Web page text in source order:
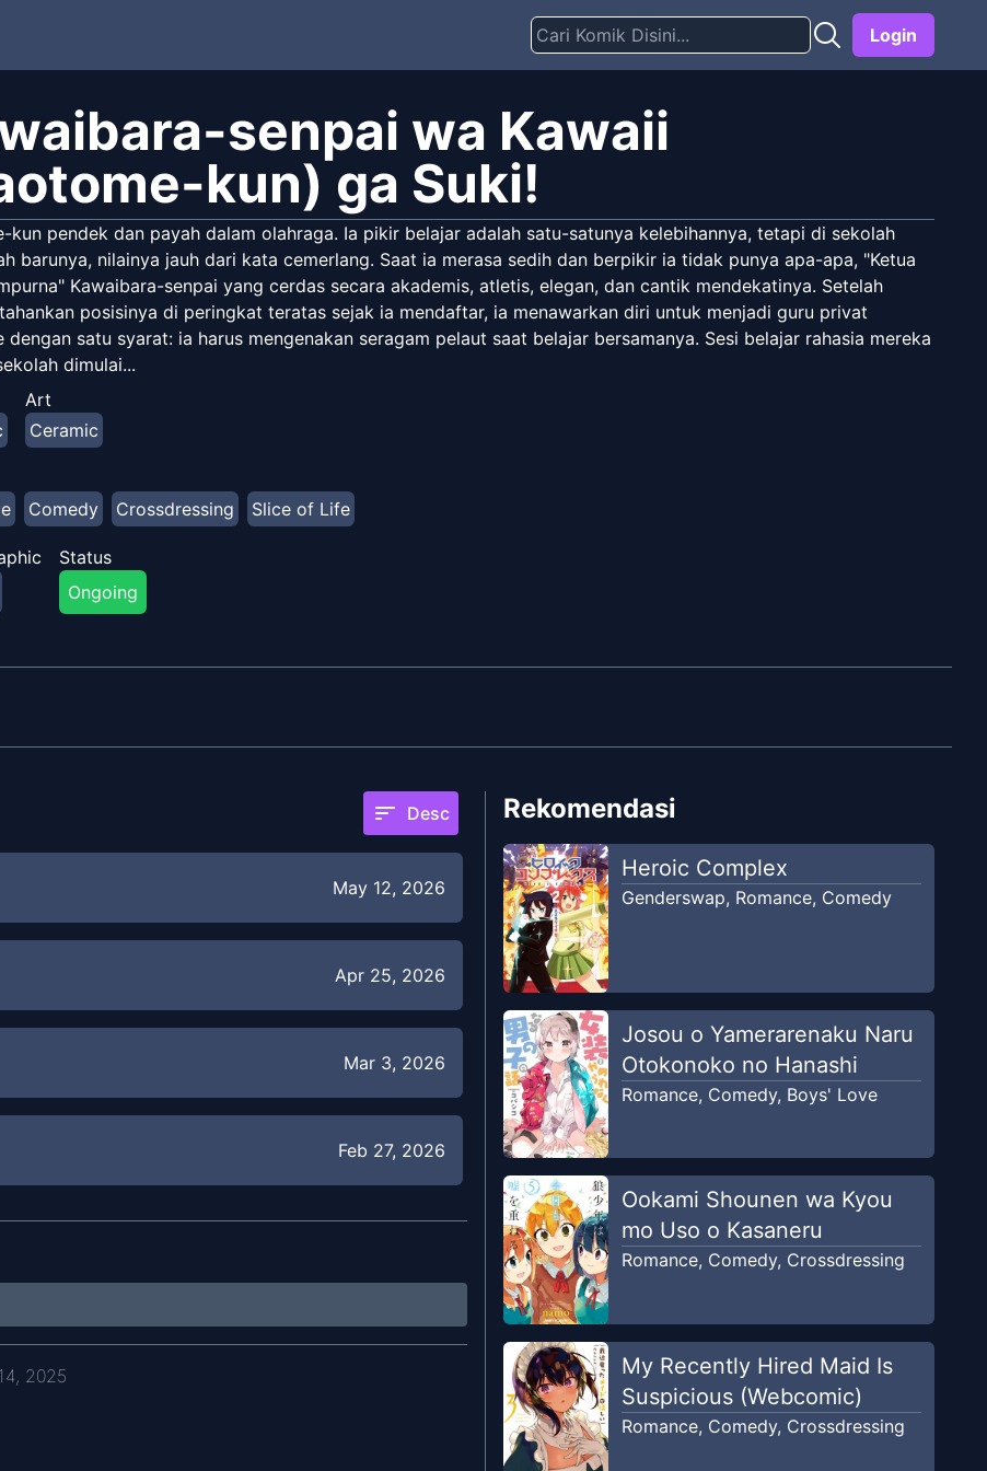
Login
senpai wa Kawaii
kun) ga Suki!
kun pendek dan payah dalam olahraga. Ia pikir belajar adalah satu-satunya kelebihannya, tetapi di sekolah
barunya, nilainya jauh dari kata cemerlang. Saat ia merasa sedih dan berpikir ia tidak punya apa-apa, "Ketua
Kawaibara-senpai yang cerdas secara akademis, atletis, elegan, dan cantik mendekatinya. Setelah
posisinya di peringkat teratas sejak ia mendaftar, ia menawarkan diri untuk menjadi guru privat
dengan satu syarat: ia harus mengenakan seragam pelaut saat belajar bersamanya. Sesi belajar rahasia mereka
dimulai...
Art
Ceramic
Comedy Crossdressing Slice of Life
Status
Ongoing
sort Desc
May 12, 2026
Apr 25, 2026
Mar 3, 2026
Feb 27, 2026
Dec 6, 2025
2025
Rekomendasi
Heroic Complex
Genderswap, Romance, Comedy
Josou o Yamerarenaku Naru
Otokonoko no Hanashi
Romance, Comedy, Boys' Love
Ookami Shounen wa Kyou
mo Uso o Kasaneru
Romance, Comedy, Crossdressing
My Recently Hired Maid Is
Suspicious (Webcomic)
Romance, Comedy, Crossdressing